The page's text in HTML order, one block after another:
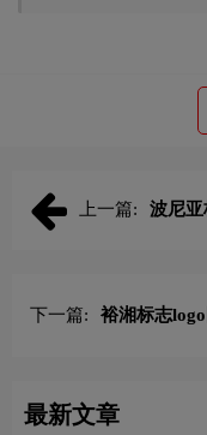
上一篇: 波尼
下一篇: 裕湘标志
最新文章